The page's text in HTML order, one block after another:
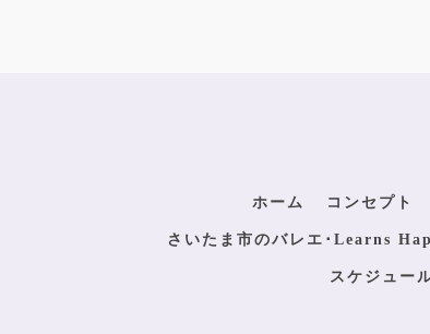
ホーム コンセプト
さいたま市のバレエ･Learns
スケジュー